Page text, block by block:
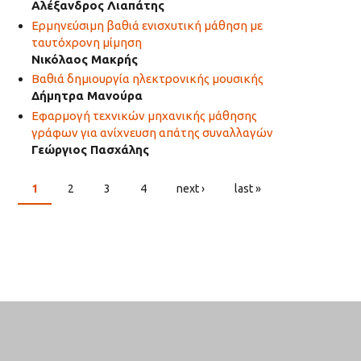
Αλέξανδρος Λιαπάτης
Ερμηνεύσιμη βαθιά ενισχυτική μάθηση με
ταυτόχρονη μίμηση
Νικόλαος Μακρής
Βαθιά δημιουργία ηλεκτρονικής μουσικής
Δήμητρα Μανούρα
Εφαρμογή τεχνικών μηχανικής μάθησης
γράφων για ανίχνευση απάτης συναλλαγών
Γεώργιος Πασχάλης
PAGES
1 2 3 4 next › last »